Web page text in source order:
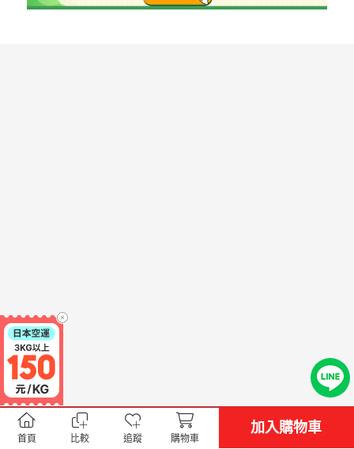
首頁 比較 追蹤 購物車
加入購物車